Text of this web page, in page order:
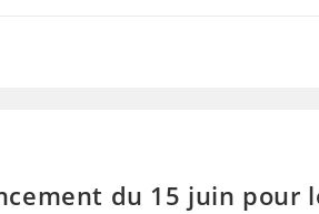
du 15 juin pour